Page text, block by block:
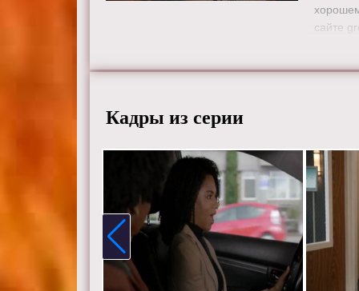
сайте
Кадры из серии